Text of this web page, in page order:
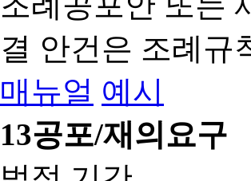
결 안건은 조례규
매뉴얼 예시
13공포/재의요구